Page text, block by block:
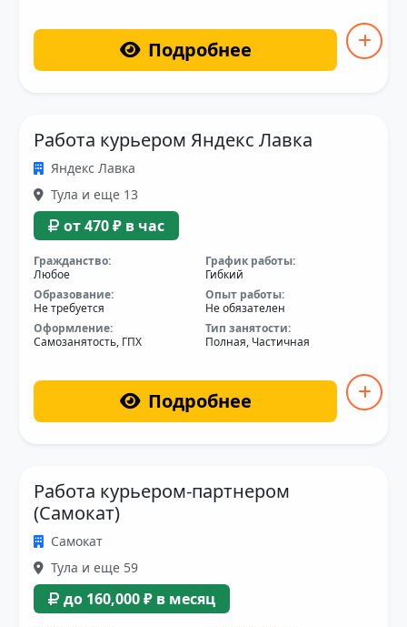
Подробнее
Работа курьером Яндекс Лавка
Яндекс Лавка
Тула и еще 13
от 470 ₽ в час
Гражданство:
Любое
График работы:
Гибкий
Образование:
Не требуется
Опыт работы:
Не обязателен
Оформление:
Самозанятость, ГПХ
Тип занятости:
Полная, Частичная
Подробнее
Работа курьером-партнером
(Самокат)
Самокат
Тула и еще 59
до 160,000 ₽ в месяц